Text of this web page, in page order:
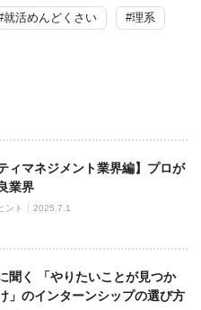
就活めんどくさい #理系
ィマネジメント業界編】プロが
業界
ント 2025.7.1
聞く 「やりたいことが見つか
」のインターンシップの選び方